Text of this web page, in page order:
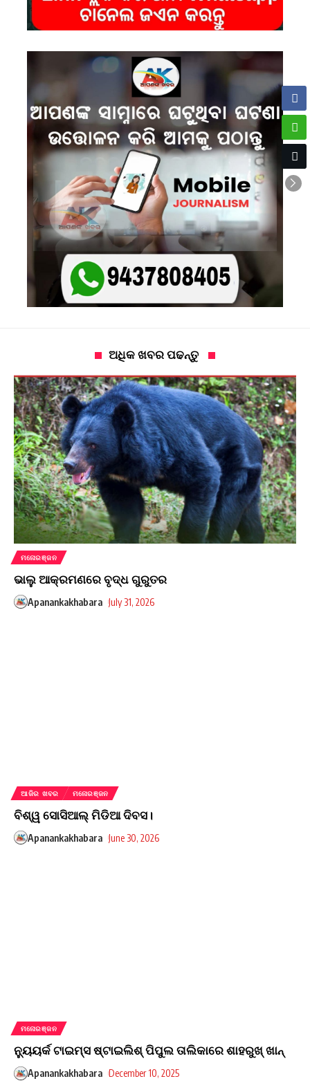
ଅଧିକ ଖବର ପଢନ୍ତୁ
ମନୋରଞ୍ଜନ
ଭାଲୁ ଆକ୍ରମଣରେ ବୃଦ୍ଧ ଗୁରୁତର
Apanankakhabara July 31, 2026
ଆଜିର ଖବର ମନୋରଞ୍ଜନ
ବିଶ୍ୱ ସୋସିଆଲ୍ ମିଡିଆ ଦିବସ।
Apanankakhabara June 30, 2026
ମନୋରଞ୍ଜନ
ନ୍ୟୁୟର୍କ ଟାଇମ୍ସ ଷ୍ଟାଇଲିଶ୍‌ ପିପୁଲ ତାଲିକାରେ ଶାହରୁଖ୍‌ ଖାନ୍‌
Apanankakhabara December 10, 2025